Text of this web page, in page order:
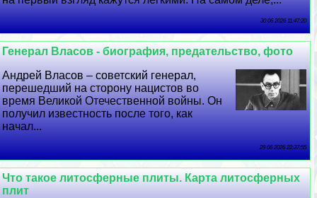
30 06 2026 11:47:20
Генерал Власов - биография, предательство, фото
Андрей Власов – советский генерал,
перешедший на сторону нацистов во
время Великой Отечественной войны. Он
получил известность после того, как
начал...
29 06 2026 22:37:55
Что такое литосферные плиты. Карта литосферных
плит